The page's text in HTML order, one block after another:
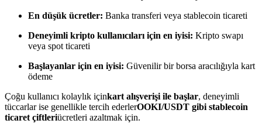
Kopya Tüccarı Olun
Kâr paylaşımı ve kopya ticaret komisyonlarının tadını çıkarın
En düşük ücretler: Banka transferi veya stablecoin ticareti
Deneyimli kripto kullanıcıları için en iyisi: Kripto swapı
veya spot ticareti
Başlayanlar için en iyisi: Güvenilir bir borsa aracılığıyla kart
ödeme
Çoğu kullanıcı kolaylık içinkart alışverişi ile başlar, deneyimli
tüccarlar ise genellikle tercih ederlerOOKI/USDT gibi stablecoin
ticaret çiftleriücretleri azaltmak için.